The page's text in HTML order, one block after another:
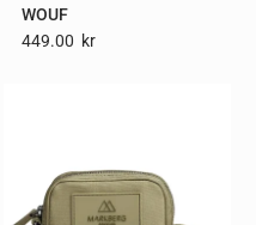
WOUF
449.00 Kr